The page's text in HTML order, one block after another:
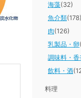
海藻(32)
魚介類(178)
肉(126)
乳製品・卵
調味料・香
飲料・酒
料理